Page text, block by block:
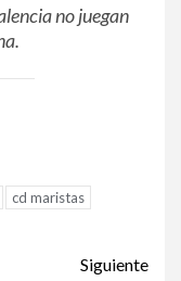
no juegan
cd maristas
Siguiente